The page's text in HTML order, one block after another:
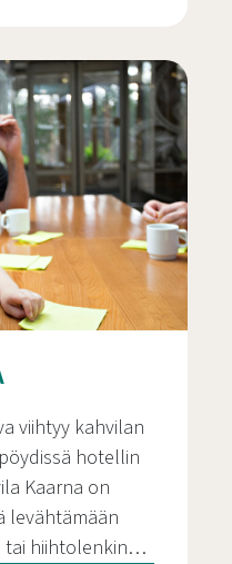
viihtyy kahvilan
hotellin
Kaarna on
levähtämään
tai hiihtolenkin…